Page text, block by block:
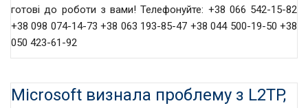
готові до роботи з вами! Телефонуйте: +38 066 542-15-82
+38 098 074-14-73 +38 063 193-85-47 +38 044 500-19-50 +38
050 423-61-92
Microsoft визнала проблему з L2TP,